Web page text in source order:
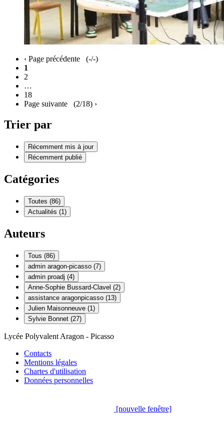
‹ Page précédente
(-/-)
1
2
…
18
Page suivante
(2/18) ›
Trier par
Récemment mis à jour
Récemment publié
Catégories
Toutes (86)
Actualités (1)
Auteurs
Tous (86)
admin aragon-picasso (7)
admin proadj (4)
Anne-Sophie Bussard-Clavel (2)
assistance aragonpicasso (13)
Julien Maisonneuve (1)
Sylvie Bonnet (27)
Lycée Polyvalent Aragon - Picasso
Contacts
Mentions légales
Chartes d'utilisation
Données personnelles
[nouvelle fenêtre]